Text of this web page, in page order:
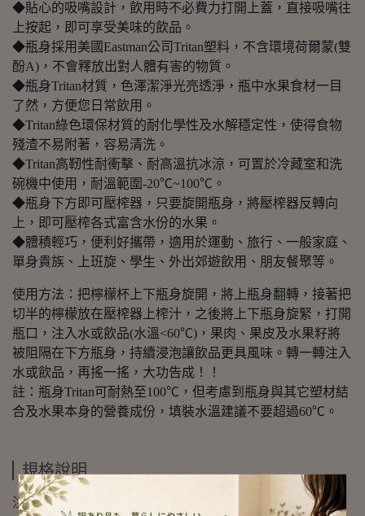
◆貼心的吸嘴設計，飲用時不必費力打開上蓋，直接吸嘴往
上按起，即可享受美味的飲品。
◆瓶身採用美國Eastman公司Tritan塑料，不含環境荷爾蒙(雙
酚A)，不會釋放出對人體有害的物質。
◆瓶身Tritan材質，色澤潔淨光亮透淨，瓶中水果食材一目
了然，方便您日常飲用。
◆Tritan綠色環保材質的耐化學性及水解穩定性，使得食物
殘渣不易附著，容易清洗。
◆Tritan高靭性耐衝擊、耐高溫抗冰涼，可置於冷藏室和洗
碗機中使用，耐溫範圍-20℃~100℃。
◆瓶身下方即可壓榨器，只要旋開瓶身，將壓榨器反轉向
上，即可壓榨各式富含水份的水果。
◆體積輕巧，便利好攜帶，適用於運動、旅行、一般家庭、
單身貴族、上班旋、學生、外出郊遊飲用、朋友餐聚等。
使用方法：把檸檬杯上下瓶身旋開，將上瓶身翻轉，接著把
切半的檸檬放在壓榨器上榨汁，之後將上下瓶身旋緊，打開
瓶口，注入水或飲品(水溫<60℃)，果肉、果皮及水果籽將
被阻隔在下方瓶身，持續浸泡讓飲品更具風味。轉一轉注入
水或飲品，再搖一搖，大功告成！！
註：瓶身Tritan可耐熱至100℃，但考慮到瓶身與其它塑材結
合及水果本身的營養成份，填裝水溫建議不要超過60℃。
規格說明
注意事項：